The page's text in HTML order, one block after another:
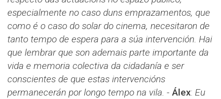
especialmente no caso duns emprazamentos, que
como é o caso do solar do cinema, necesitaron de
tanto tempo de espera para a súa intervención. Hai
que lembrar que son ademais parte importante da
vida e memoria colectiva da cidadanía e ser
conscientes de que estas intervencións
permanecerán por longo tempo na vila. -Álex​​: Eu